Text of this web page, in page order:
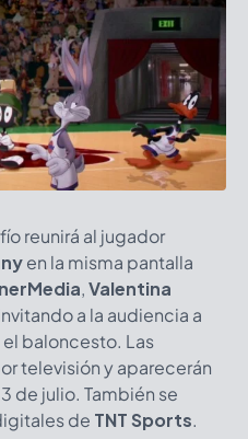
reunirá al jugador
en la misma pantalla
,Valentina
a la audiencia a
baloncesto. Las
televisión y aparecerán
de julio. También se
de TNT Sports.